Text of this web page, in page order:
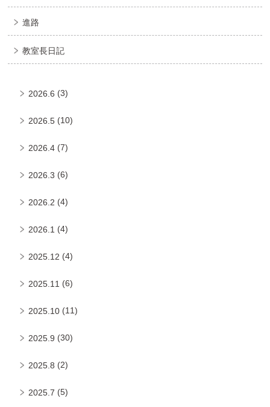
進路
教室長日記
2026.6 (3)
2026.5 (10)
2026.4 (7)
2026.3 (6)
2026.2 (4)
2026.1 (4)
2025.12 (4)
2025.11 (6)
2025.10 (11)
2025.9 (30)
2025.8 (2)
2025.7 (5)